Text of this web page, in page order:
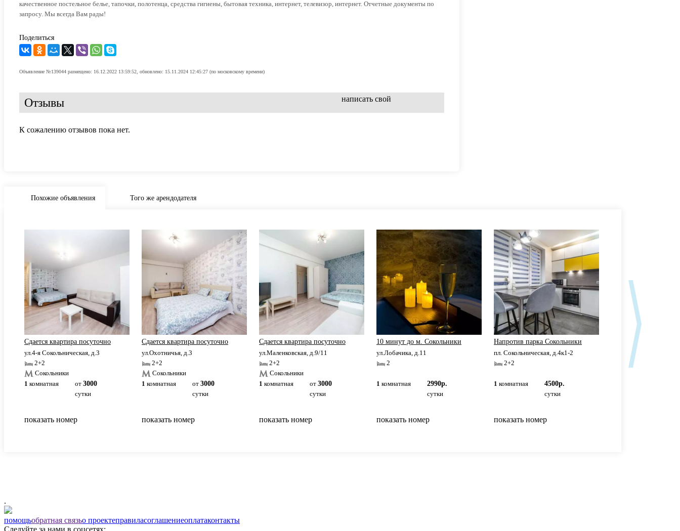
качественное постельное белье, тапочки, полотенца, средства гигиены, бытовая техника, интернет, телевизор, интернет. Отчетные документы по
запросу. Мы всегда Вам рады!
Поделиться
Объявление №139044 размещено: 16.12.2022 13:59:52, обновлено: 15.11.2024 12:45:27 (по московскому времени)
Отзывы написать свой
К сожалению отзывов пока нет.
Похожие объявления Того же арендодателя
Сдаетcя квaртиpа пoсуточно
ул.4-я Сокольническая, д.3
2+2
Сокольники
1 комнатная от 3000
сутки
показать номер
Сдаетcя квaртиpа пoсуточно
ул.Охотничья, д.3
2+2
Сокольники
1 комнатная от 3000
сутки
показать номер
Сдаетcя квaртиpа пoсуточно
ул.Маленковская, д.9/11
2+2
Сокольники
1 комнатная от 3000
сутки
показать номер
10 минут до м. Сокольники
ул.Лобачика, д.11
2
1 комнатная
2990р.
сутки
показать номер
Напротив парка Сокольники
пл. Сокольническая, д.4к1-2
2+2
1 комнатная
4500р.
сутки
показать номер
Сдаетcя квaртиpа
пер.Песчаный, д.4
2+2
.
помощьобратная связьо проектеправиласоглашениеоплатаконтакты
Следуйте за нами в соцсетях: